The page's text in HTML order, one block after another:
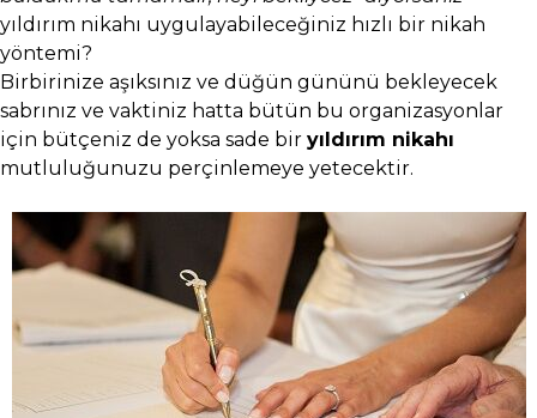
yıldırım nikahı uygulayabileceğiniz hızlı bir nikah
yöntemi?
Birbirinize aşıksınız ve düğün gününü bekleyecek
sabrınız ve vaktiniz hatta bütün bu organizasyonlar
için bütçeniz de yoksa sade bir yıldırım nikahı
mutluluğunuzu perçinlemeye yetecektir.